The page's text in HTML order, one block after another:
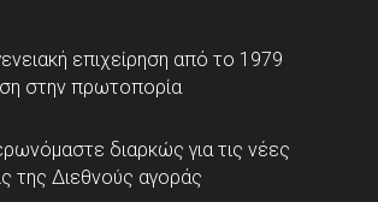
επιχείρηση από το 1979
στην πρωτοπορία
διαρκώς για τις νέες
της Διεθνούς αγοράς